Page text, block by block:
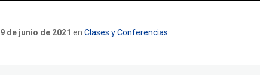
9 de junio de 2021 enClases y Conferencias